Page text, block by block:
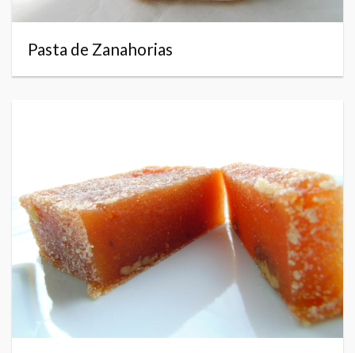
Pasta de Zanahorias